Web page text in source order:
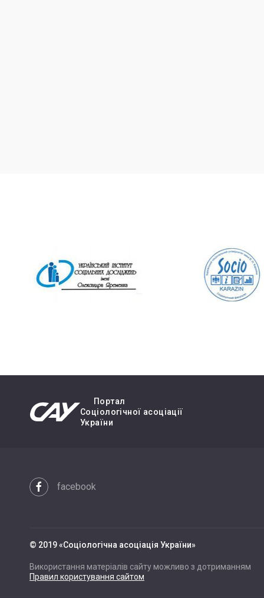
Портал
Cоціологічної асоціації
України
facebook
© 2019 «Cоціологічна асоціація України»
Використання матеріалів сайту можливо з дотриманням
Правил користування сайтом